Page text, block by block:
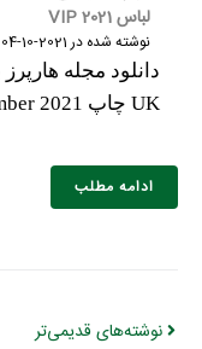
لباس 2021 VIP
نوشته شده در2021-10-04
UK چاپ September 2021
ادامه مطلب
نوشته‌های قدیمی‌تر